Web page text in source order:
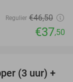
Regulier €46,50
€37,50
35%
(3 uur) +